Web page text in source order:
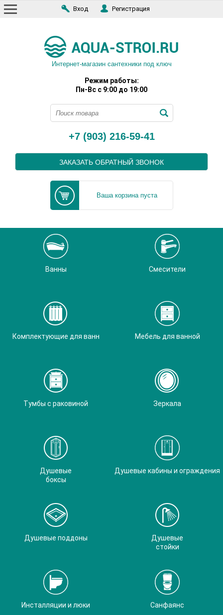
Вход Регистрация
Интернет-магазин сантехники под ключ
Режим работы:
Пн-Вс с 9:00 до 19:00
+7 (903) 216-59-41
ЗАКАЗАТЬ ОБРАТНЫЙ ЗВОНОК
Ваша корзина пуста
Ванны Смесители
Комплектующие для ванн Мебель для ванной
Тумбы с раковиной Зеркала
Душевые
боксы
Душевые кабины и ограждения
Душевые поддоны
Душевые
стойки
Инсталляции и люки Санфаянс